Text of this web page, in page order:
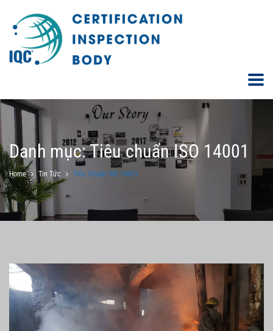
Danh mục:Tiêu chuẩn ISO 14001
Home Tin Tức Tiêu Chuẩn ISO 14001